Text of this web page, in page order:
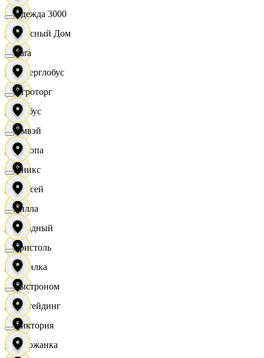
Вкусный Дом
Гиперглобус
Глобус
Европа
Елисей
Звездный
Горилка
Ижтейдинг
Горожанка
Одежда 3000
Zara
Агроторг
Амвэй
Аникс
Билла
Бристоль
Быстроном
Виктория